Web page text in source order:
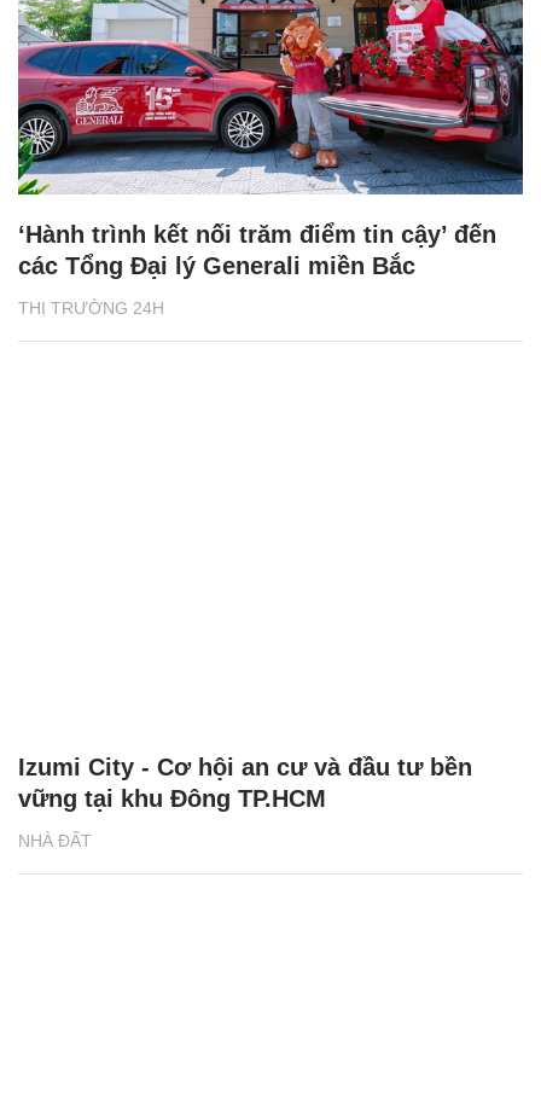
THỊ TRƯỜNG 24H
‘Hành trình kết nối trăm điểm tin cậy’ đến
các Tổng Đại lý Generali miền Bắc
NHÀ ĐẤT
Izumi City - Cơ hội an cư và đầu tư bền
vững tại khu Đông TP.HCM